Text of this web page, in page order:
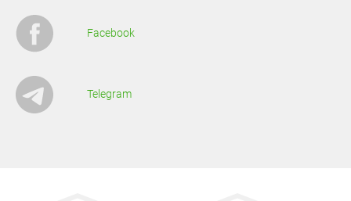
Facebook
Telegram